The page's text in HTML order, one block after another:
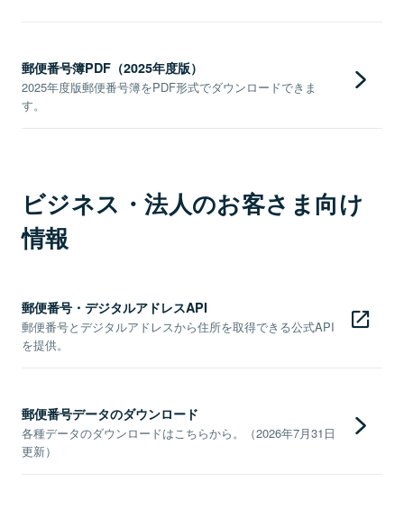
郵便番号簿PDF（2025年度版）
2025年度版郵便番号簿をPDF形式でダウンロードできま
す。
ビジネス・法人のお客さま向け
情報
郵便番号・デジタルアドレスAPI
郵便番号とデジタルアドレスから住所を取得できる公式API
を提供。
郵便番号データのダウンロード
各種データのダウンロードはこちらから。（2026年7月31日
更新）